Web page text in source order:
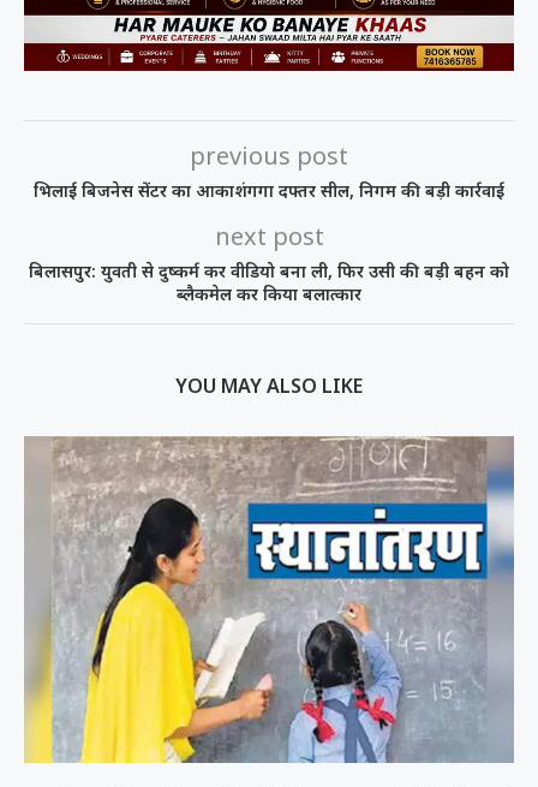
previous post
भिलाई बिजनेस सेंटर का आकाशंगगा दफ्तर सील, निगम की बड़ी कार्रवाई
next post
बिलासपुर: युवती से दुष्कर्म कर वीडियो बना ली, फिर उसी की बड़ी बहन को
ब्लैकमेल कर किया बलात्कार
YOU MAY ALSO LIKE